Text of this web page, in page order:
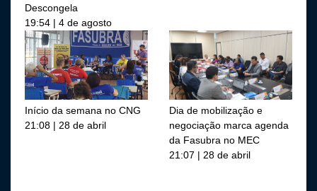
Descongela
19:54 | 4 de agosto
Início da semana no CNG
21:08 | 28 de abril
Dia de mobilização e
negociação marca agenda
da Fasubra no MEC
21:07 | 28 de abril